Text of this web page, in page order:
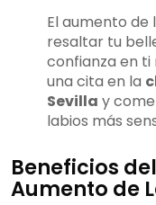
El aumento de
resaltar tu
confianza en ti
una cita en la
Sevilla y
labios más
Beneficios
Aumento de